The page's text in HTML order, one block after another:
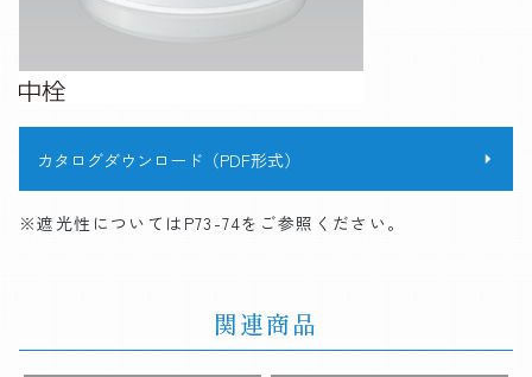
カタログダウンロード（PDF形式）
※遮光性についてはP73-74をご参照ください。
関連商品